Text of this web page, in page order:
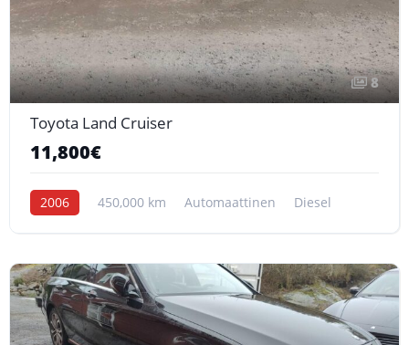
8
Toyota Land Cruiser
11,800€
2006 450,000 km Automaattinen Diesel